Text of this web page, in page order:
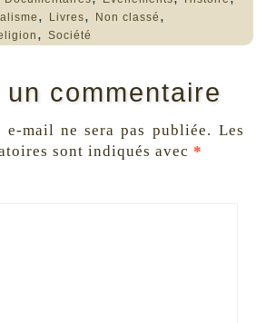
, Livres, Non classé ,
, Société
commentaire
e-mail ne sera pas publiée. Les
sont indiqués avec *